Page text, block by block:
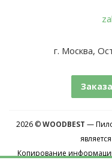
г. Москва,
2026 ©WOODBEST —
Копирование